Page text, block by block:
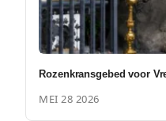
Rozenkransgebed voor
MEI 28 2026